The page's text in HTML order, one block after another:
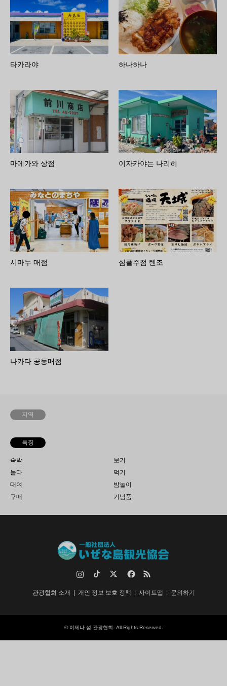
타카라야 하나하나
마에가와 상점 이자카야는 나리히
시마누 매점 심플주점 텐조
나카다 공동매점
지역
특징
숙박
보기
놀다
먹기
대여
밤놀이
구매
기념품
페이스북 RSS
관광협회 소개 개인 정보 보호 정책 사이트맵 문의하기
© 이제나 섬 관광협회 . All Rights Reserved.